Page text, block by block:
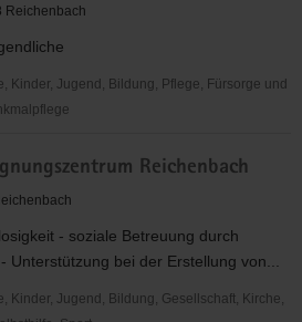
Reichenbach
Kinder, Jugend, Bildung, Pflege, Fürsorge und
Reichenbach
- soziale Betreuung durch
Unterstützung bei der Erstellung von...
Kinder, Jugend, Bildung, Gesellschaft, Kirche,